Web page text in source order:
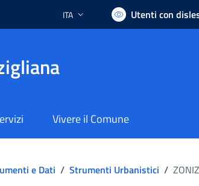
Lingua attiva:
ITA Utenti con
Vivere il Comune
e Dati / Strumenti Urbanistici /